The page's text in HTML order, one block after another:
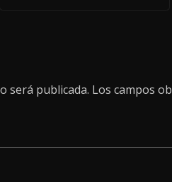
será publicada. Los campos